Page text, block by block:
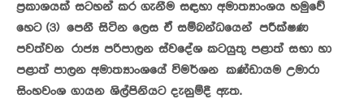
ප්‍රකාශයක් සටහන් කර ගැනීම සඳහා අමාත්‍යාංශය හමුවේ
හෙට (3) පෙනී සිටින ලෙස ඒ සම්බන්ධයෙන් පරීක්ෂණ
පවත්වන රාජ්‍ය පරිපාලන ස්වදේශ කටයුතු පළාත් සභා හා
පළාත් පාලන අමාත්‍යාංශයේ විමර්ශන කණ්ඩායම උමාරා
සිංහවංශ ගායන ශිල්පිනියට දැනුම්දී ඇත.